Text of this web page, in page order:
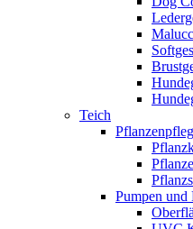
Teich
Pumpen und